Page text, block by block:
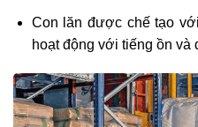
Con lăn được chế tạo
hoạt động với tiếng ồn và